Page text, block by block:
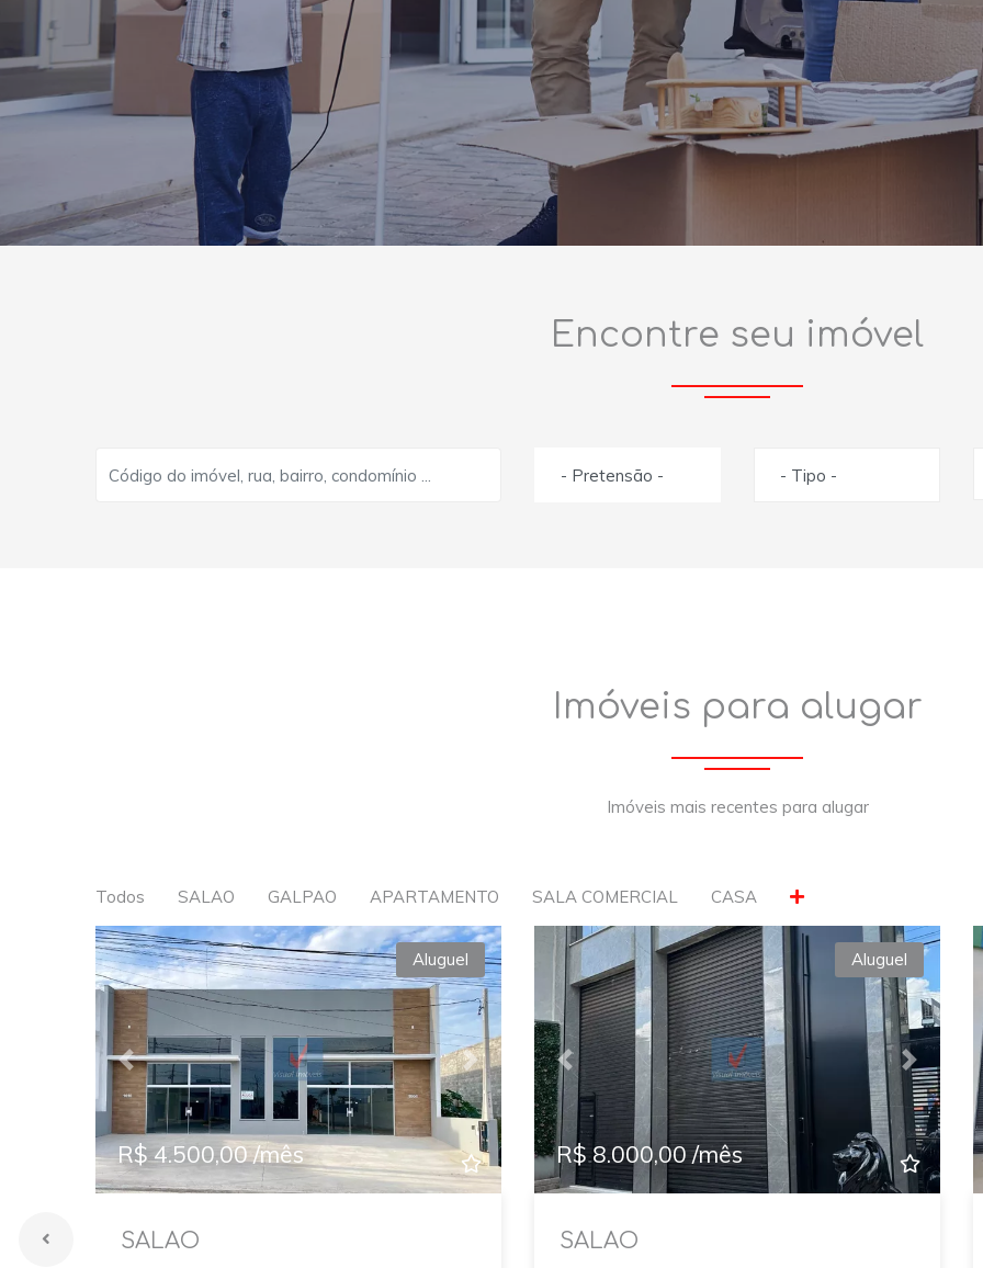
Encontre seu imóvel
- Pretensão - - Tipo -
Imóveis para alugar
Imóveis mais recentes para alugar
Todos SALAO GALPAO APARTAMENTO SALA COMERCIAL CASA
Previous Next
Aluguel
R$ 4.500,00 /mês
SALAO
Previous Next
Aluguel
R$ 8.000,00 /mês
SALAO